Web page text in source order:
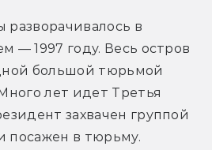
в
— 1997 году. Весь остров
большой тюрьмой
лет идет Третья
захвачен группой
посажен в тюрьму.